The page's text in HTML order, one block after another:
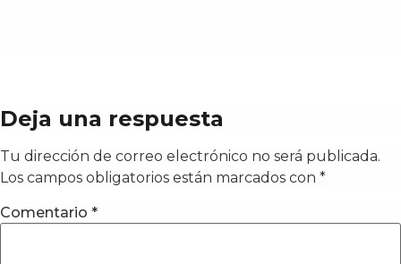
Deja una respuesta
Tu dirección de correo electrónico no será publicada.
Los campos obligatorios están marcados con *
Comentario *